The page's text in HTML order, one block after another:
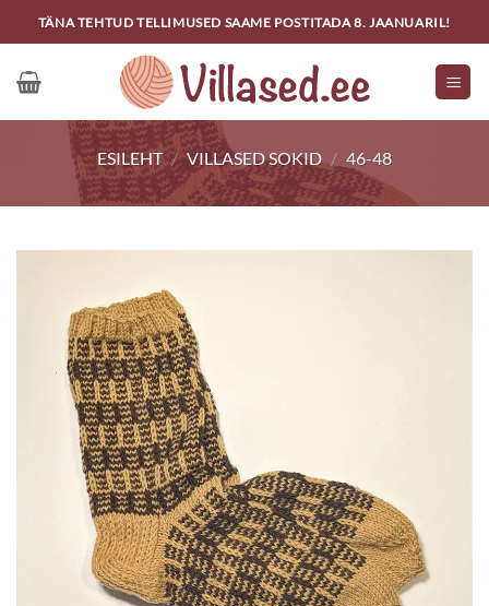
to
content
TÄNA TEHTUD TELLIMUSED SAAME POSTITADA 8. JAANUARIL!
ESILEHT / VILLASED SOKID / 46-48